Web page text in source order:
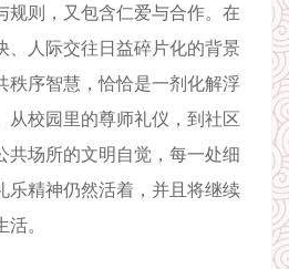
规则，又包含仁爱与合作。在
、人际交往日益碎片化的背景
秩序智慧，恰恰是一剂化解浮
从校园里的尊师礼仪，到社区
共场所的文明自觉，每一处细
乐精神仍然活着，并且将继续
。